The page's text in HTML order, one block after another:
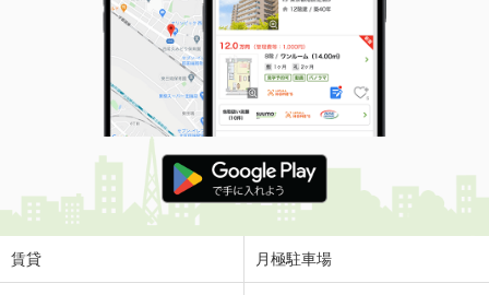
価 格
1,980万円
住 所
大阪府枚方市池之宮２丁目
建物面積 124.51m²
土地面積 243.39m²
大阪府東大阪市南鴻池町２
価 格
2,980万円
住 所
大阪府東大阪市南鴻池町２
賃貸 月極駐車場